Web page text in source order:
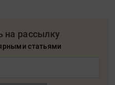
на рассылку
статьями